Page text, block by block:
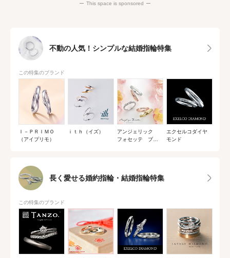
This space is sponsored
不動の人気！シンプルな結婚指輪特集
この特集のブランド
Ｉ－ＰＲＩＭＯ
（アイプリモ）
ｉｔｈ（イズ）
アンジェリック
フォセッテ ブラ
エクセルコダイヤ
モンド
長く愛せる婚約指輪・結婚指輪特集
この特集のブランド